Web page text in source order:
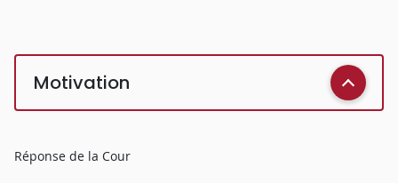
Motivation
Réponse de la Cour